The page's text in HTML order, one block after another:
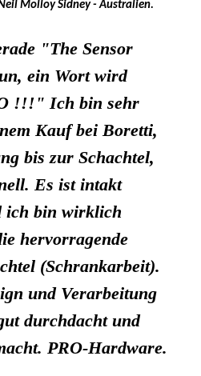
Molloy Sidney - Australien.
"The Sensor
ein Wort wird
!!!" Ich bin sehr
Kauf bei Boretti,
bis zur Schachtel,
Es ist intakt
ich bin wirklich
hervorragende
(Schrankarbeit).
und Verarbeitung
durchdacht und
PRO-Hardware.